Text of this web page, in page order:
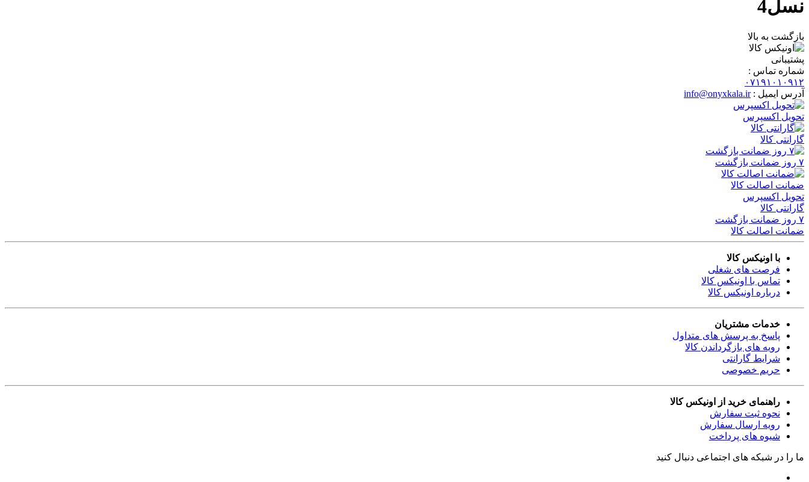
نسل4
بازگشت به بالا
پشتیبانی
شماره تماس :
۰۷۱۹۱۰۱۰۹۱۲
آدرس ایمیل : info@onyxkala.ir
تحویل اکسپرس
گارانتی کالا
۷ روز ضمانت بازگشت
ضمانت اصالت کالا
تحویل اکسپرس
گارانتی کالا
۷ روز ضمانت بازگشت
ضمانت اصالت کالا
با اونیکس کالا
فرصت های شغلی
تماس با اونیکس کالا
درباره اونیکس کالا
خدمات مشتریان
پاسخ به پرسش های متداول
رویه های بازگرداندن کالا
شرایط گارانتی
حریم خصوصی
راهنمای خرید از اونیکس کالا
نحوه ثبت سفارش
رویه ارسال سفارش
شیوه های پرداخت
ما را در شبکه های اجتماعی دنبال کنید